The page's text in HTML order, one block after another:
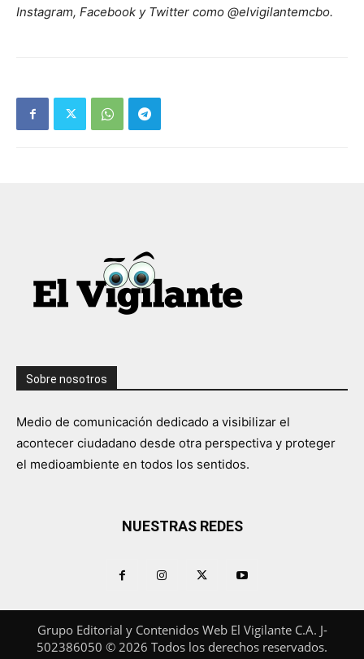
Instagram, Facebook y Twitter como @elvigilantemcbo.
Sobre nosotros
Medio de comunicación dedicado a visibilizar el
acontecer ciudadano desde otra perspectiva y proteger
el medioambiente en todos los sentidos.
NUESTRAS REDES
Grupo Editorial y Contenidos Web El Vigilante C.A. J-
502386050 © 2026 Todos los derechos reservados.